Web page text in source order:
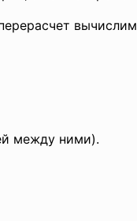
между ними).